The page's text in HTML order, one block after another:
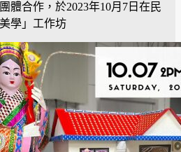
體合作，於2023年10月7日在民
學」工作坊